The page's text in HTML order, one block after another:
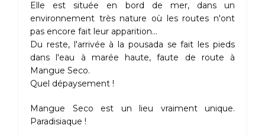
Elle est située en bord de mer, dans un
environnement très nature où les routes n'ont
pas encore fait leur apparition...
Du reste, l'arrivée à la pousada se fait les pieds
dans l'eau à marée haute, faute de route à
Mangue Seco.
Quel dépaysement !
Mangue Seco est un lieu vraiment unique.
Paradisiaque !